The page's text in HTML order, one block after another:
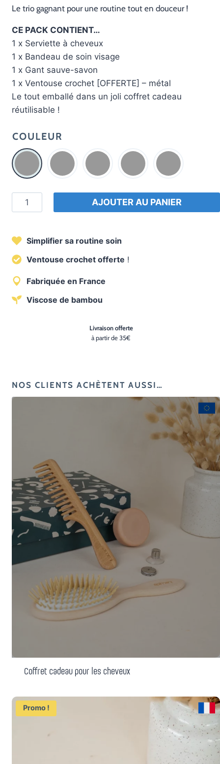
était :
52,50 €.
actuel
est :
47,90 €.
Le trio gagnant pour une routine tout en douceur !
CE PACK CONTIENT…
1 x Serviette à cheveux
1 x Bandeau de soin visage
1 x Gant sauve-savon
1 x Ventouse crochet [OFFERTE] – métal
Le tout emballé dans un joli coffret cadeau
réutilisable !
COULEUR
quantité
de
d'accessoires
AJOUTER AU PANIER
Simplifier sa routine soin
Ventouse crochet offerte !
Fabriquée en France
Viscose de bambou
Livraison offerte
à partir de 35€
NOS CLIENTS ACHÈTENT AUSSI…
Coffret cadeau pour les cheveux
Promo !